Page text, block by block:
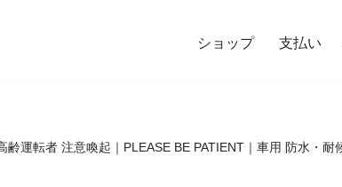
ショップ 支払い
運転者 注意喚起｜PLEASE BE PATIENT｜車用 防水・